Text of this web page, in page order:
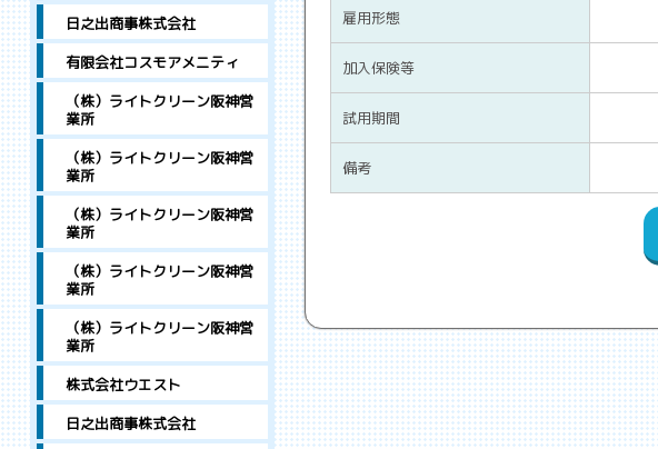
雇用形態
加入保険等
試用期間
備考
日之出商事株式会社
有限会社コスモアメニティ
（株）ライトクリーン阪神営
業所
（株）ライトクリーン阪神営
業所
（株）ライトクリーン阪神営
業所
（株）ライトクリーン阪神営
業所
（株）ライトクリーン阪神営
業所
株式会社ウエスト
日之出商事株式会社